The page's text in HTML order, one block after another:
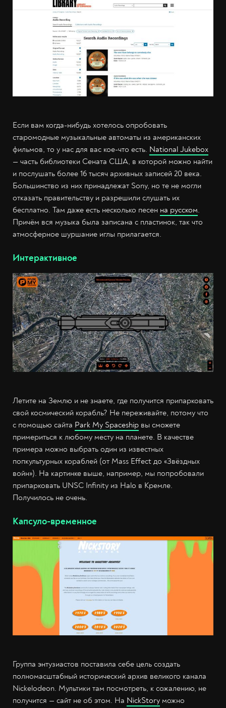
Если вам когда-нибудь хотелось опробовать
старомодные музыкальные автоматы из американских
фильмов, то у нас для вас кое-что есть. National Jukebox
— часть библиотеки Сената США, в которой можно найти
и послушать более 16 тысяч архивных записей 20 века.
Большинство из них принадлежат Sony, но те не могли
отказать правительству и разрешили слушать их
бесплатно. Там даже есть несколько песен на русском.
Причём вся музыка была записана с пластинок, так что
атмосферное шуршание иглы прилагается.
Интерактивное
Летите на Землю и не знаете, где получится припарковать
свой космический корабль? Не переживайте, потому что
с помощью сайта Park My Spaceship вы сможете
примериться к любому месту на планете. В качестве
примера можно выбрать один из известных
попкультурных кораблей (от Mass Effect до «Звёздных
войн»). На картинке выше, например, мы попробовали
припарковать UNSC Infinity из Halo в Кремле.
Получилось не очень.
Капсуло-временное
Группа энтузиастов поставила себе цель создать
полномасштабный исторический архив великого канала
Nickelodeon. Мультики там посмотреть, к сожалению, не
получится — сайт не об этом. На NickStory можно